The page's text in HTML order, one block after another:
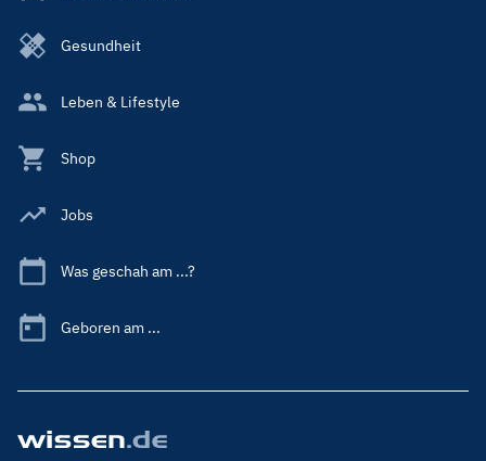
Gesundheit
Leben & Lifestyle
Shop
Jobs
Was geschah am ...?
Geboren am ...